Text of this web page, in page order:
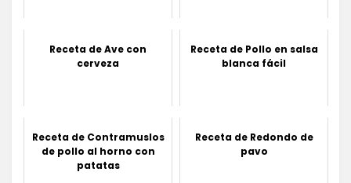
Receta de Ave con
cerveza
Receta de Pollo en salsa
blanca fácil
Receta de Contramuslos
de pollo al horno con
patatas
Receta de Redondo de
pavo